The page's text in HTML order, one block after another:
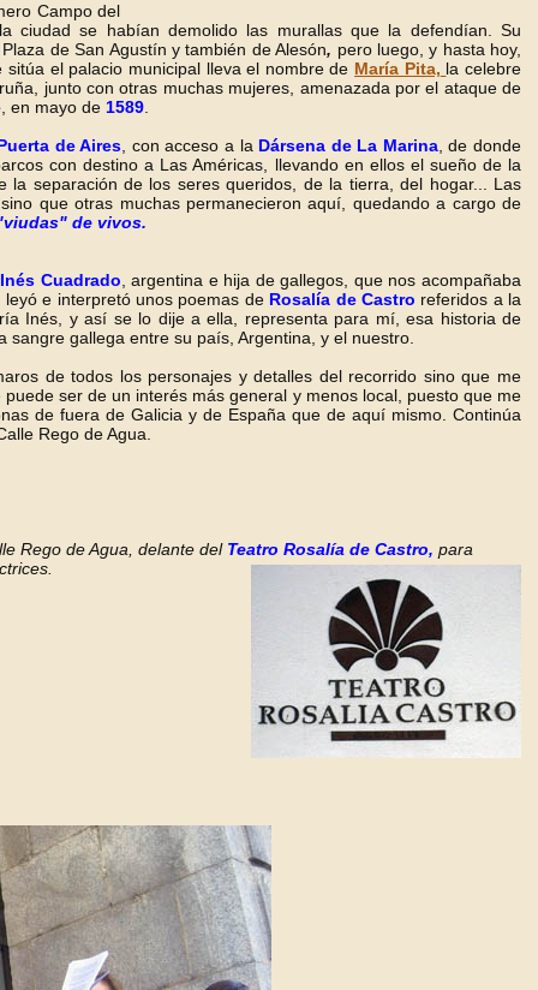
Campo del
ciudad se habían demolido las murallas que la defendían. Su
de San Agustín y también de Alesón, pero luego, y hasta hoy,
el palacio municipal lleva el nombre de María Pita, la celebre
junto con otras muchas mujeres, amenazada por el ataque de
, en mayo de 1589
de Aires , con acceso a la Dársena de La Marina, de donde
con destino a Las Américas, llevando en ellos el sueño de la
la separación de los seres queridos, de la tierra, del hogar... Las
que otras muchas permanecieron aquí, quedando a cargo de
de vivos.
Cuadrado , argentina e hija de gallegos, que nos acompañaba
e interpretó unos poemas de Rosalía de Castro referidos a la
Inés, y así se lo dije a ella, representa para mí, esa historia de
sangre gallega entre su país, Argentina, y el nuestro.
de todos los personajes y detalles del recorrido sino que me
puede ser de un interés más general y menos local, puesto que me
de fuera de Galicia y de España que de aquí mismo. Continúa
Rego de Agua.
Rego de Agua, delante del Teatro Rosalía de Castro, para